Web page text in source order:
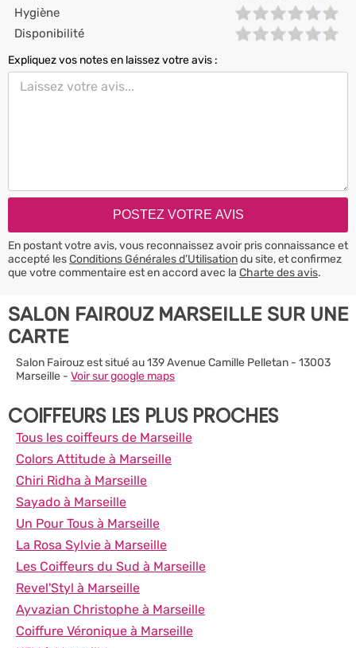
Hygiène
Disponibilité
Expliquez vos notes en laissez votre avis :
En postant votre avis, vous reconnaissez avoir pris connaissance et
accepté lesConditions Générales d’Utilisationdu site, et confirmez
que votre commentaire est en accord avec la Charte des avis.
SALON FAIROUZ MARSEILLE SUR UNE
CARTE
Salon Fairouz est situé au 139 Avenue Camille Pelletan - 13003
Marseille - Voir sur google maps
COIFFEURS LES PLUS PROCHES
Tous les coiffeurs de Marseille
Colors Attitude à Marseille
Chiri Ridha à Marseille
Sayado à Marseille
Un Pour Tous à Marseille
La Rosa Sylvie à Marseille
Les Coiffeurs du Sud à Marseille
Revel'Styl à Marseille
Ayvazian Christophe à Marseille
Coiffure Véronique à Marseille